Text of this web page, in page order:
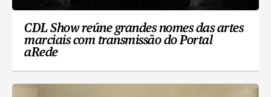
CDL Show reúne grandes nomes das artes
marciais com transmissão do Portal
aRede